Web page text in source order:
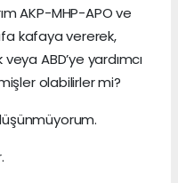
AKP-MHP-APO ve
kafaya vererek,
ABD’ye yardımcı
olabilirler mi?